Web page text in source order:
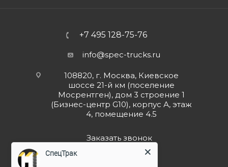
+7 495 128-75-76
info@spec-trucks.ru
108820, г. Москва, Киевское
шоссе 21-й км (поселение
Мосрентген), дом 3 строение 1
(Бизнес-центр G10), корпус А, этаж
4, помещение 4.5
Заказать звонок
СпецТрак